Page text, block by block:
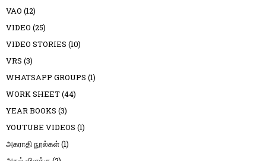
VAO (12)
VIDEO (25)
VIDEO STORIES (10)
VRS (3)
WHATSAPP GROUPS (1)
WORK SHEET(44)
YEAR BOOKS (3)
YOUTUBE VIDEOS (1)
அகராதி நூல்கள்(1)